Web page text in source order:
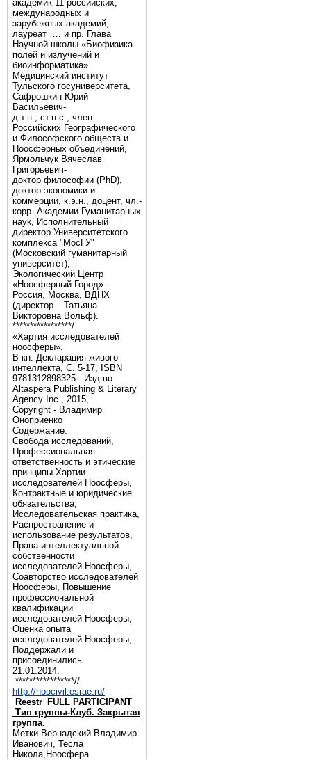
академик 11 российских,
международных и
зарубежных академий,
лауреат …. и пр. Глава
Научной школы «Биофизика
полей и излучений и
биоинформатика».
Медицинский институт
Тульского госуниверситета,
Сафрошкин Юрий
Васильевич-
д.т.н., ст.н.с., член
Российских Географического
и Философского обществ и
Ноосферных объединений,
Ярмольчук Вячеслав
Григорьевич-
доктор философии (PhD),
доктор экономики и
коммерции, к.э.н., доцент, чл.-
корр. Академии Гуманитарных
наук, Исполнительный
директор Университетского
комплекса "МосГУ"
(Московский гуманитарный
университет),
Экологический Центр
«Ноосферный Город» -
Россия, Москва, ВДНХ
(директор – Татьяна
Викторовна Вольф).
*****************/
«Хартия исследователей
ноосферы».
В кн. Декларация живого
интеллекта, С. 5-17, ISBN
9781312898325 - Изд-во
Altaspera Publishing & Literary
Agency Inc., 2015,
Copyright - Владимир
Оноприенко
Содержание:
Свобода исследований,
Профессиональная
ответственность и этические
принципы Хартии
исследователей Ноосферы,
Контрактные и юридические
обязательства,
Исследовательская практика,
Распространение и
использование результатов,
Права интеллектуальной
собственности
исследователей Ноосферы,
Соавторство исследователей
Ноосферы, Повышение
профессиональной
квалификации
исследователей Ноосферы,
Оценка опыта
исследователей Ноосферы,
Поддержали и
присоединились
21.01.2014.
*****************//
http://noocivil.esrae.ru/
Reestr_FULL PARTICIPANT
Тип группы-Клуб. Закрытая
группа.
Метки-Вернадский Владимир
Иванович, Тесла
Никола,Ноосфера.